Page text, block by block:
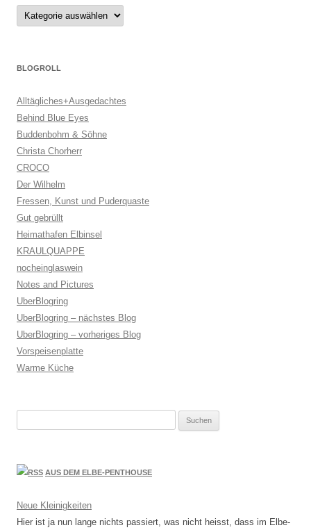
Kategorien
BLOGROLL
Alltägliches+Ausgedachtes
Behind Blue Eyes
Buddenbohm & Söhne
Christa Chorherr
CROCO
Der Wilhelm
Fressen, Kunst und Puderquaste
Gut gebrüllt
Heimathafen Elbinsel
KRAULQUAPPE
nocheinglaswein
Notes and Pictures
UberBlogring
UberBlogring – nächstes Blog
UberBlogring – vorheriges Blog
Vorspeisenplatte
Warme Küche
AUS DEM ELBE-PENTHOUSE
Neue Kleinigkeiten
Hier ist ja nun lange nichts passiert, was nicht heisst, dass im Elbe-